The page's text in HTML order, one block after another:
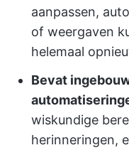
aanpassen,
of weergaven
helemaal
Bevat
wiskundige
herinneringen,